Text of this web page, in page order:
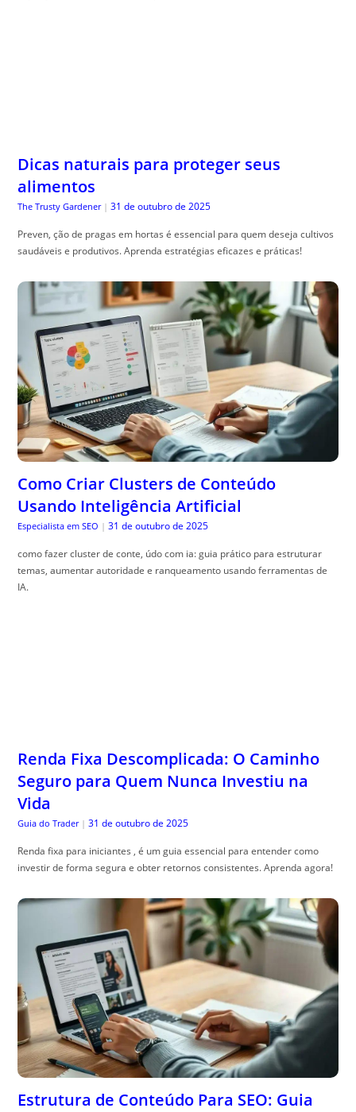
Dicas naturais para proteger seus
alimentos
The Trusty Gardener | 31 de outubro de 2025
Preven, ção de pragas em hortas é essencial para quem deseja cultivos
saudáveis e produtivos. Aprenda estratégias eficazes e práticas!
Como Criar Clusters de Conteúdo
Usando Inteligência Artificial
Especialista em SEO | 31 de outubro de 2025
como fazer cluster de conte, údo com ia: guia prático para estruturar
temas, aumentar autoridade e ranqueamento usando ferramentas de
IA.
Renda Fixa Descomplicada: O Caminho
Seguro para Quem Nunca Investiu na
Vida
Guia do Trader | 31 de outubro de 2025
Renda fixa para iniciantes , é um guia essencial para entender como
investir de forma segura e obter retornos consistentes. Aprenda agora!
Estrutura de Conteúdo Para SEO: Guia